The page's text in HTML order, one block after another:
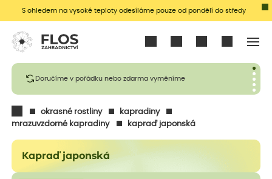
S ohledem na vysoké teploty odesíláme pouze od pondělí do středy
Doručíme v pořádku nebo zdarma vyměníme
okrasné rostliny
kapradiny
mrazuvzdorné kapradiny
kapraď japonská
Kapraď japonská